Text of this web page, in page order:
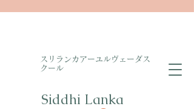
​スリランカアーユルヴェーダス
クール
Siddhi Lanka​